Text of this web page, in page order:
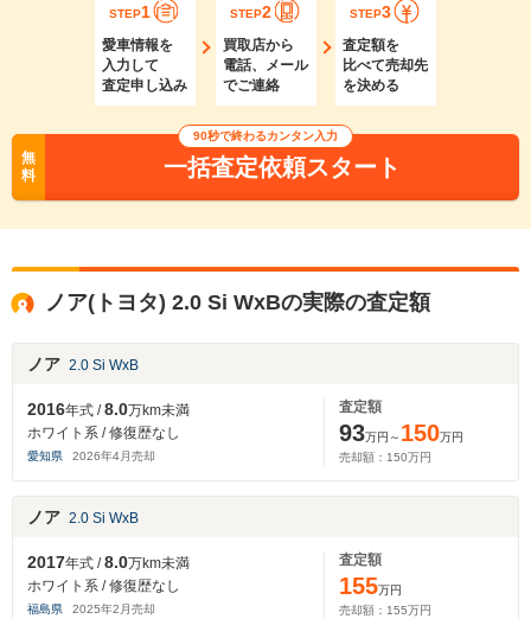
STEP1
愛車情報を
入力して
査定申し込み
STEP2
買取店から
電話、メール
でご連絡
STEP3
査定額を
比べて売却先
を決める
無
料
90秒で終わるカンタン入力
一括査定依頼スタート
ノア(トヨタ) 2.0 Si WxBの実際の査定額
ノア 2.0 Si WxB
2016年式 /8.0万km未満
ホワイト系 / 修復歴なし
愛知県 2026年4月売却
査定額
93万円～ 150万円
売却額： 150万円
ノア 2.0 Si WxB
2017年式 /8.0万km未満
ホワイト系 / 修復歴なし
福島県 2025年2 月売却
査定額
155万円
売却額： 155万円